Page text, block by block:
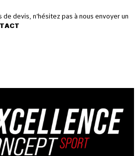
devis, n’hésitez pas à nous envoyer un